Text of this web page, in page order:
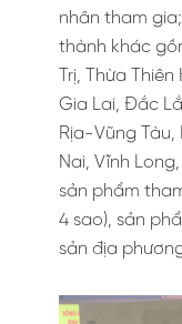
nhân tham
thành khác
Trị, Thừa
Gia Lai, Đắc
Rịa-Vũng
Nai, Vĩnh
sản phẩm
4 sao), sản
sản địa